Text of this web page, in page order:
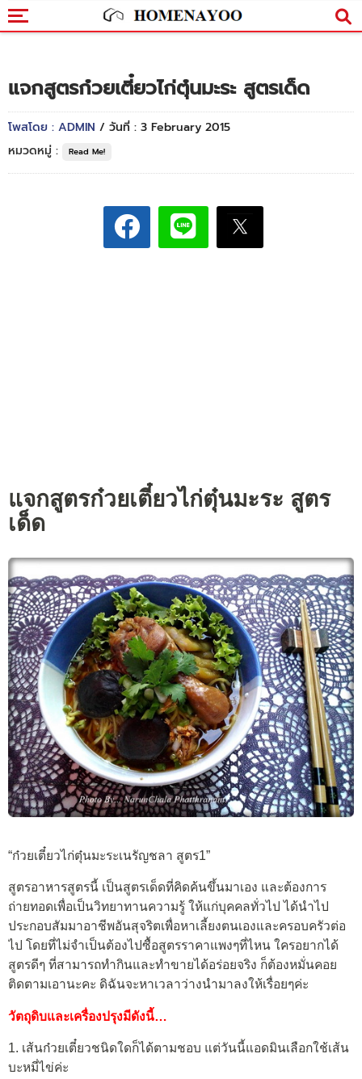
แจกสูตรก๋วยเตี๋ยวไก่ตุ๋นมะระ สูตรเด็ด
โพสโดย : ADMIN / วันที่ : 3 February 2015
หมวดหมู่ :
Read Me!
แจกสูตรก๋วยเตี๋ยวไก่ตุ๋นมะระ สูตร
เด็ด
“ก๋วยเตี๋ยวไก่ตุ๋นมะระเนรัญชลา สูตร1”
สูตรอาหารสูตรนี้ เป็นสูตรเด็ดที่คิดค้นขึ้นมาเอง และต้องการ
ถ่ายทอดเพื่อเป็นวิทยาทานความรู้ ให้แก่บุคคลทั่วไป ได้นำไป
ประกอบสัมมาอาชีพอันสุจริตเพื่อหาเลี้ยงตนเองและครอบครัวต่อ
ไป โดยที่ไม่จำเป็นต้องไปซื้อสูตรราคาแพงๆที่ไหน ใครอยากได้
สูตรดีๆ ที่สามารถทำกินและทำขายได้อร่อยจริง ก็ต้องหมั่นคอย
ติดตามเอานะคะ ดิฉันจะหาเวลาว่างนำมาลงให้เรื่อยๆค่ะ
วัตถุดิบและเครื่องปรุงมีดังนี้…
1. เส้นก๋วยเตี๋ยวชนิดใดก็ได้ตามชอบ แต่วันนี้แอดมินเลือกใช้เส้น
บะหมี่ไข่ค่ะ